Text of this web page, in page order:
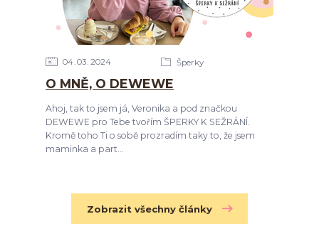
04 03 2024 Šperky
O MNĚ, O DEWEWE
Ahoj, tak to jsem já, Veronika a pod značkou
DEWEWE pro Tebe tvořím ŠPERKY K SEŽRÁNÍ.
Kromě toho Ti o sobě prozradím taky to, že jsem
maminka a part...
Zobrazit všechny články